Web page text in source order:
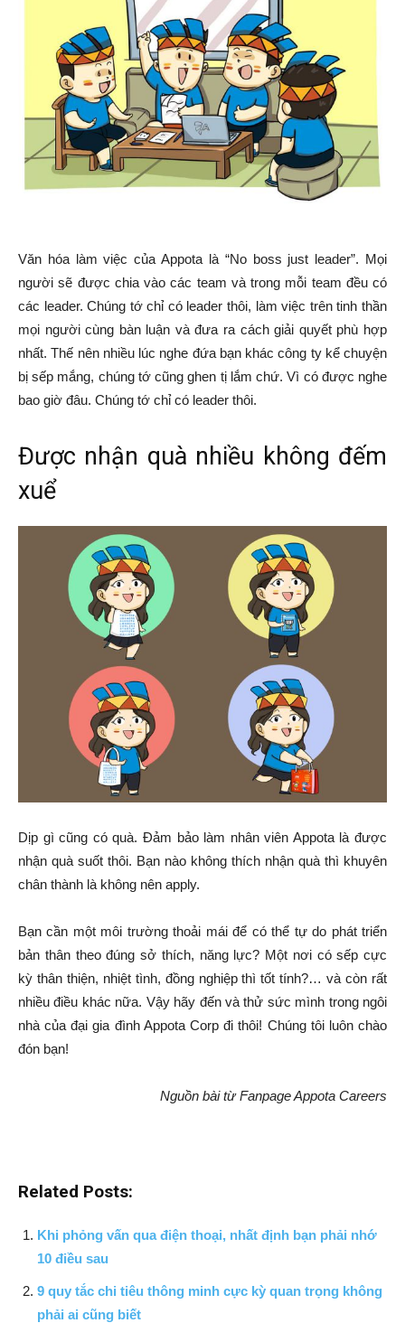
Văn hóa làm việc của Appota là “No boss just leader”. Mọi
người sẽ được chia vào các team và trong mỗi team đều có
các leader. Chúng tớ chỉ có leader thôi, làm việc trên tinh thần
mọi người cùng bàn luận và đưa ra cách giải quyết phù hợp
nhất. Thế nên nhiều lúc nghe đứa bạn khác công ty kể chuyện
bị sếp mắng, chúng tớ cũng ghen tị lắm chứ. Vì có được nghe
bao giờ đâu. Chúng tớ chỉ có leader thôi.
Được nhận quà nhiều không đếm
xuể
Dịp gì cũng có quà. Đảm bảo làm nhân viên Appota là được
nhận quà suốt thôi. Bạn nào không thích nhận quà thì khuyên
chân thành là không nên apply.
Bạn cần một môi trường thoải mái để có thể tự do phát triển
bản thân theo đúng sở thích, năng lực? Một nơi có sếp cực
kỳ thân thiện, nhiệt tình, đồng nghiệp thì tốt tính?… và còn rất
nhiều điều khác nữa. Vậy hãy đến và thử sức mình trong ngôi
nhà của đại gia đình Appota Corp đi thôi! Chúng tôi luôn chào
đón bạn!
Nguồn bài từ Fanpage Appota Careers
Related Posts:
Khi phỏng vấn qua điện thoại, nhất định bạn phải nhớ
10 điều sau
9 quy tắc chi tiêu thông minh cực kỳ quan trọng không
phải ai cũng biết